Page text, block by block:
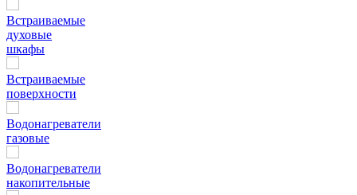
Встраиваемые
духовые
шкафы
Встраиваемые
поверхности
Водонагреватели
газовые
Водонагреватели
накопительные